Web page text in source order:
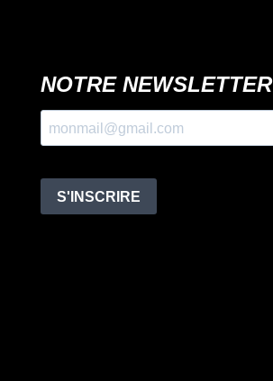
NOTRE NEWSLETTER
S'INSCRIRE